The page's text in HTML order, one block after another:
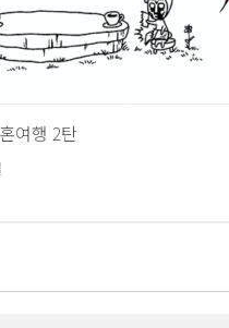
여행 2탄